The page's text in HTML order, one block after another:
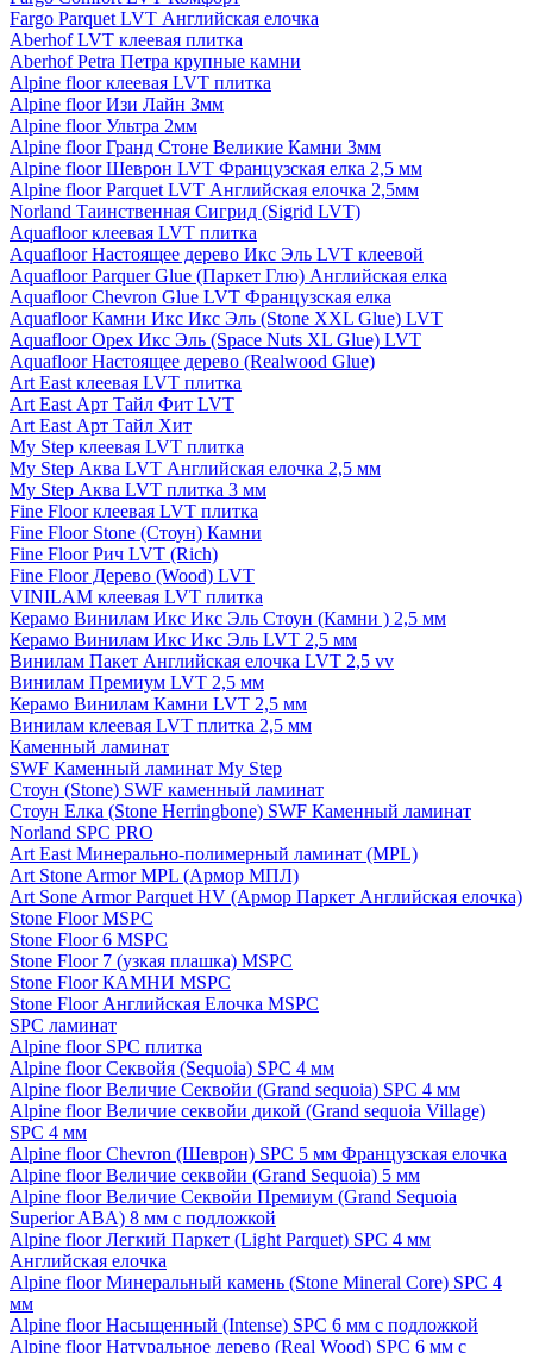
Fargo Parquet LVT Английская елочка
Aberhof LVT клеевая плитка
Aberhof Petra Петра крупные камни
Alpine floor клеевая LVT плитка
Alpine floor Изи Лайн 3мм
Alpine floor Ультра 2мм
Alpine floor Гранд Стоне Великие Камни 3мм
Alpine floor Шеврон LVT Французская елка 2,5 мм
Alpine floor Parquet LVT Английская елочка 2,5мм
Norland Таинственная Сигрид (Sigrid LVT)
Aquafloor клеевая LVT плитка
Aquafloor Настоящее дерево Икс Эль LVT клеевой
Aquafloor Parquer Glue (Паркет Глю) Английская елка
Aquafloor Chevron Glue LVT Французская елка
Aquafloor Камни Икс Икс Эль (Stone XXL Glue) LVT
Aquafloor Орех Икс Эль (Space Nuts XL Glue) LVT
Aquafloor Настоящее дерево (Realwood Glue)
Art East клеевая LVT плитка
Art East Арт Тайл Фит LVT
Art East Арт Тайл Хит
My Step клеевая LVT плитка
My Step Аква LVT Английская елочка 2,5 мм
My Step Аква LVT плитка 3 мм
Fine Floor клеевая LVT плитка
Fine Floor Stone (Стоун) Камни
Fine Floor Рич LVT (Rich)
Fine Floor Дерево (Wood) LVT
VINILAM клеевая LVT плитка
Керамо Винилам Икс Икс Эль Стоун (Камни ) 2,5 мм
Керамо Винилам Икс Икс Эль LVT 2,5 мм
Винилам Пакет Английская елочка LVT 2,5 vv
Винилам Премиум LVT 2,5 мм
Керамо Винилам Камни LVT 2,5 мм
Винилам клеевая LVT плитка 2,5 мм
Каменный ламинат
SWF Каменный ламинат My Step
Стоун (Stone) SWF каменный ламинат
Стоун Елка (Stone Herringbone) SWF Каменный ламинат
Norland SPC PRO
Art East Минерально-полимерный ламинат (MPL)
Art Stone Armor MPL (Армор МПЛ)
Art Sone Armor Parquet HV (Армор Паркет Английская елочка)
Stone Floor MSPC
Stone Floor 6 MSPC
Stone Floor 7 (узкая плашка) MSPC
Stone Floor КАМНИ MSPC
Stone Floor Английская Елочка MSPC
SPC ламинат
Alpine floor SPC плитка
Alpine floor Секвойя (Sequoia) SPC 4 мм
Alpine floor Величие Секвойи (Grand sequoia) SPC 4 мм
Alpine floor Величие секвойи дикой (Grand sequoia Village)
SPC 4 мм
Alpine floor Chevron (Шеврон) SPC 5 мм Французская елочка
Alpine floor Величие секвойи (Grand Sequoia) 5 мм
Alpine floor Величие Секвойи Премиум (Grand Sequoia
Superior ABA) 8 мм с подложкой
Alpine floor Легкий Паркет (Light Parquet) SPC 4 мм
Английская елочка
Alpine floor Минеральный камень (Stone Mineral Core) SPC 4
мм
Alpine floor Насыщенный (Intense) SPC 6 мм с подложкой
Alpine floor Натуральное дерево (Real Wood) SPC 6 мм с